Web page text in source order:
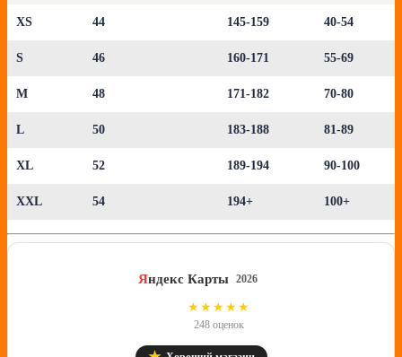
XS 44 145-159 40-54
S 46 160-171 55-69
M 48 171-182 70-80
L 50 183-188 81-89
XL 52 189-194 90-100
XXL 54 194+ 100+
Яндекс Карты 2026
★★★★★
248 оценок